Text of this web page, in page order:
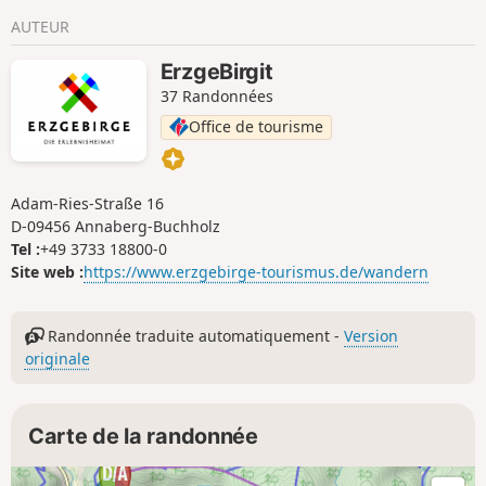
jusqu'au Lehmer Grund. Après avoir dépassé l'ancienne
Unterjugel. Là, il passe devant la mine touristique de Glöckl,
qui illustre l'histoire minière. À la frontière, des stands de
marché et des restaurants vous invitent à terminer la visite
en beauté.
AUTEUR
ErzgeBirgit
37 Randonnées
Office de tourisme
Adam-Ries-Straße 16
D-09456 Annaberg-Buchholz
Tel :+49 3733 18800-0
Site web :https://www.erzgebirge-tourismus.de/wandern
Randonnée traduite automatiquement -Version
originale
Carte de la randonnée